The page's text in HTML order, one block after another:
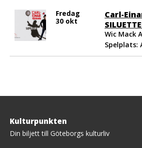
Fredag
30 okt
Carl-
Wic Mack
Tillbaka
upp
Kulturpunkten
Din biljett till Göteborgs kulturliv